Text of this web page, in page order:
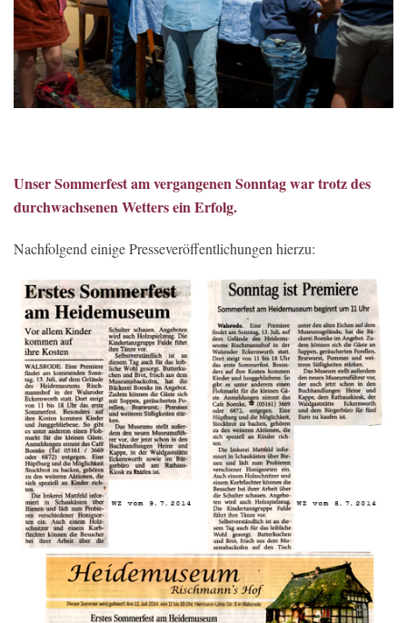
Unser Sommerfest am vergangenen Sonntag war trotz des
durchwachsenen Wetters ein Erfolg.
Nachfolgend einige Presseveröffentlichungen hierzu: